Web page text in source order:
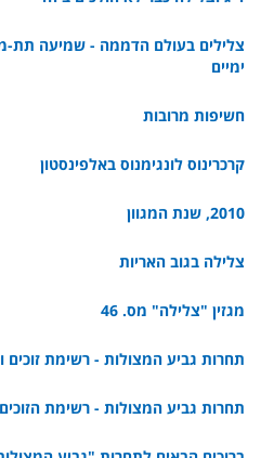
צלילים בעולם הדממה - שמיעה תת-
ימיים
חשיפות מרובות
קרכרינוס לונגימנוס באלפינסטון
2010, שנת המגוון
צלילה בגוב האריות
מגזין "צלילה" מס. 46
תחרות גביע המצולות - רשימת
תחרות גביע המצולות - רשימת